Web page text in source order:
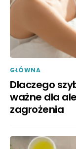
GŁÓWNA
Dlaczego
ważne dla
zagrożenia